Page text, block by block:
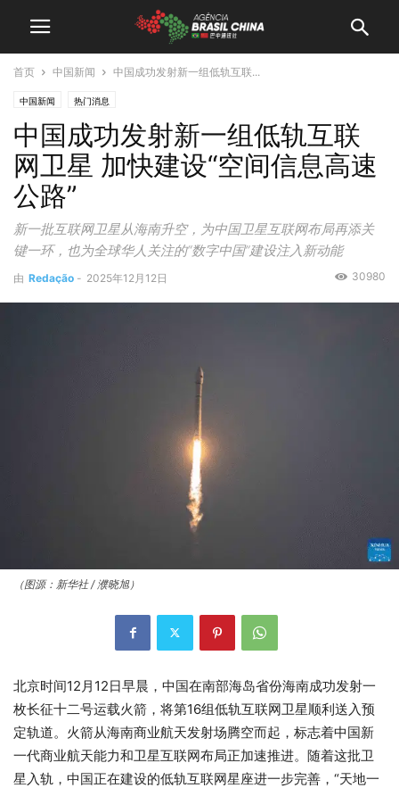
首页 中国新闻 中国成功发射新一组低轨互联...
中国新闻 热门消息
中国成功发射新一组低轨互联
网卫星 加快建设“空间信息高速
公路”
新一批互联网卫星从海南升空，为中国卫星互联网布局再添关
键一环，也为全球华人关注的“数字中国”建设注入新动能
由 Redação - 2025年12月12日 30980
（图源：新华社 / 濮晓旭）
北京时间12月12日早晨，中国在南部海岛省份海南成功发射一
枚长征十二号运载火箭，将第16组低轨互联网卫星顺利送入预
定轨道。火箭从海南商业航天发射场腾空而起，标志着中国新
一代商业航天能力和卫星互联网布局正加速推进。随着这批卫
星入轨，中国正在建设的低轨互联网星座进一步完善，“天地一